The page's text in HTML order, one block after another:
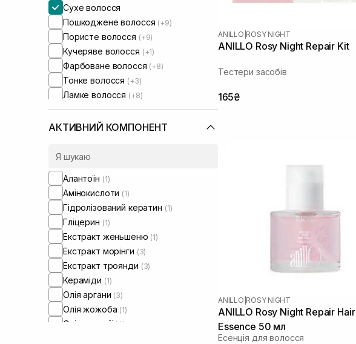
Сухе волосся
Пошкоджене волосся (+9)
Пористе волосся (+9)
Кучеряве волосся (+1)
Фарбоване волосся (+8)
Тонке волосся (+3)
Ламке волосся (+8)
Для розгладження волосся(+1)
Для відновлення волосся
АКТИВНИЙ КОМПОНЕНТ
Алантоїн (1)
Амінокислоти (1)
Гідролізований кератин (1)
Гліцерин (1)
Екстракт женьшеню (1)
Екстракт морінги (3)
Екстракт троянди (3)
Кераміди (1)
Олія аргани (3)
Олія жожоба (1)
Олія камелії (4)
ANILLO ROSY NIGHT
ANILLO Rosy Night Repair Kit
Тестери засобів
165₴
ANILLO ROSY NIGHT
ANILLO Rosy Night Repair Hair
Essence 50 мл
Есенція для волосся